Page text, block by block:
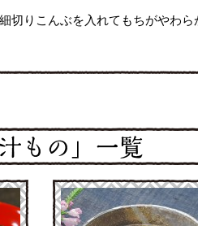
切りこんぶを入れてもちがやわ